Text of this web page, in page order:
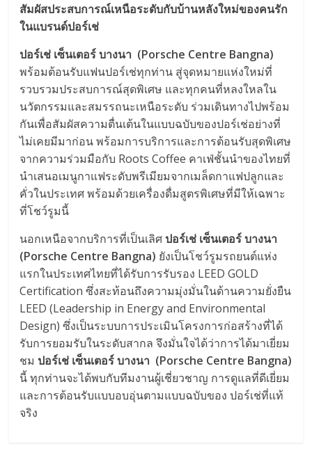
สัมผัสประสบการณ์เหนือระดับกับบ้านหลังใหม่ของคนรัก
ในแบรนด์ปอร์เช่
ปอร์เช่ เซ็นเตอร์ บางนา (Porsche Centre Bangna)
พร้อมต้อนรับแฟนปอร์เช่ทุกท่าน สู่จุดหมายแห่งใหม่ที่
รวบรวมประสบการณ์สุดพิเศษ และทุกคนที่หลงใหลใน
นวัตกรรมและสมรรถนะเหนือระดับ ร่วมเดินทางไปพร้อม
กันเพื่อสัมผัสความตื่นเต้นในแบบฉบับของปอร์เช่อย่างที่
ไม่เคยมีมาก่อน พร้อมการบริการและการต้อนรับสุดพิเศษ
จากความร่วมมือกับ Roots Coffee คาเฟ่ชั้นนำของไทยที่
นำเสนอเมนูกาแฟระดับพรีเมียมจากเมล็ดกาแฟปลูกและ
คั่วในประเทศ พร้อมด้วยเครื่องดื่มสูตรพิเศษที่มีให้เฉพาะ
ที่โชว์รูมนี้
นอกเหนือจากบริการที่เป็นเลิศ ปอร์เช่ เซ็นเตอร์ บางนา
(Porsche Centre Bangna) ยังเป็นโชว์รูมรถยนต์แห่ง
แรกในประเทศไทยที่ได้รับการรับรอง LEED GOLD
Certification ซึ่งสะท้อนถึงความมุ่งมั่นในด้านความยั่งยืน
LEED (Leadership in Energy and Environmental
Design) ซึ่งเป็นระบบการประเมินโครงการก่อสร้างที่ได้
รับการยอมรับในระดับสากล จึงมั่นใจได้ว่าการได้มาเยี่ยม
ชม ปอร์เช่ เซ็นเตอร์ บางนา (Porsche Centre Bangna)
นี้ ทุกท่านจะได้พบกับทีมงานผู้เชี่ยวชาญ การดูแลที่ดีเยี่ยม
และการต้อนรับแบบอบอุ่นตามแบบฉบับของ ปอร์เช่ที่แท้
จริง